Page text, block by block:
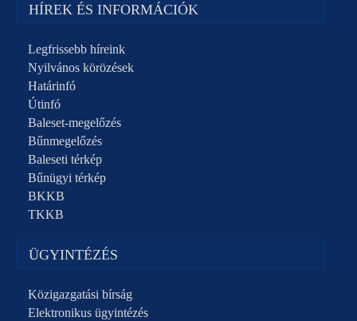
HÍREK ÉS INFORMÁCIÓK
Legfrissebb híreink
Nyilvános körözések
Határinfó
Útinfó
Baleset-megelőzés
Bűnmegelőzés
Baleseti térkép
Bűnügyi térkép
BKKB
TKKB
ÜGYINTÉZÉS
Közigazgatási bírság
Elektronikus ügyintézés